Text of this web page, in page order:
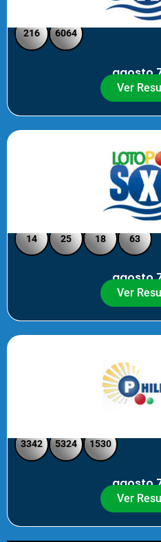
SXM Noche -
216 6064
agosto
Ver
Loto Pool
14 25 18 63
agosto
Ver
3342 5324 1530
agosto
Ver